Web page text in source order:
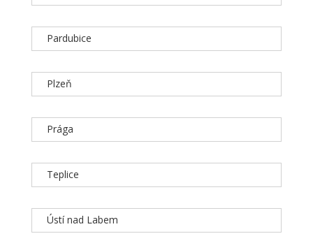
Pardubice
Plzeň
Prága
Teplice
Ústí nad Labem